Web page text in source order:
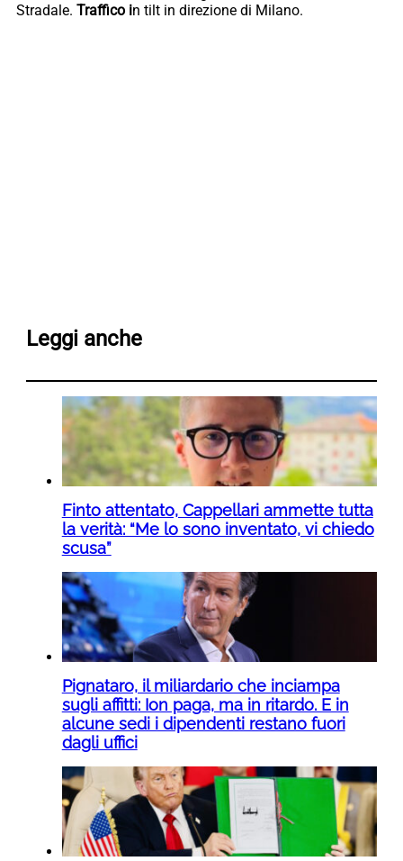
Stradale. Traffico in tilt in direzione di Milano.
Leggi anche
Finto attentato, Cappellari ammette tutta
la verità: “Me lo sono inventato, vi chiedo
scusa”
Pignataro, il miliardario che inciampa
sugli affitti: Ion paga, ma in ritardo. E in
alcune sedi i dipendenti restano fuori
dagli uffici